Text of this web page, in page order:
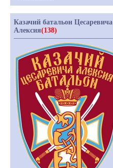
Казачий батальон Цесаревича
Алексия(138)